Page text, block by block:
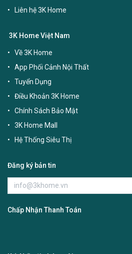
Chính sách bảo hành
3K Home Việt Nam
Về 3K Home
App Phối Cảnh Nội Thất
Tuyển Dụng
Điều Khoản 3K Home
Chính Sách Bảo Mật
3K Home Mall
Đăng ký bản tin